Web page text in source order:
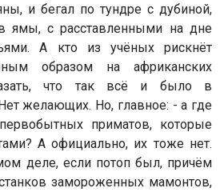
и бегал по тундре с дубиной,
ямы, с расставленными на дне
А кто из учёных рискнёт
образом на африканских
что так всё и было в
желающих. Но, главное: - а где
приматов, которые
А официально, их тоже нет.
деле, если потоп был, причём
замороженных мамонтов,